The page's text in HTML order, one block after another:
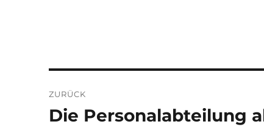
ZURÜCK
Vorheriger
Die Personalabteilung